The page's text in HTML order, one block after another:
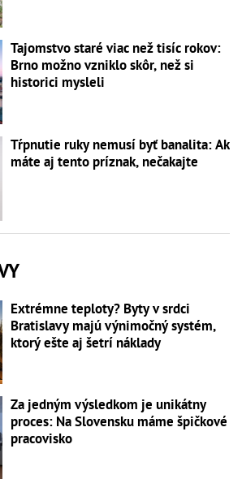
Tajomstvo staré viac než tisíc rokov:
Brno možno vzniklo skôr, než si
historici mysleli
Tŕpnutie ruky nemusí byť banalita: Ak
máte aj tento príznak, nečakajte
Extrémne teploty? Byty v srdci
Bratislavy majú výnimočný systém,
ktorý ešte aj šetrí náklady
Za jedným výsledkom je unikátny
proces: Na Slovensku máme špičkové
pracovisko